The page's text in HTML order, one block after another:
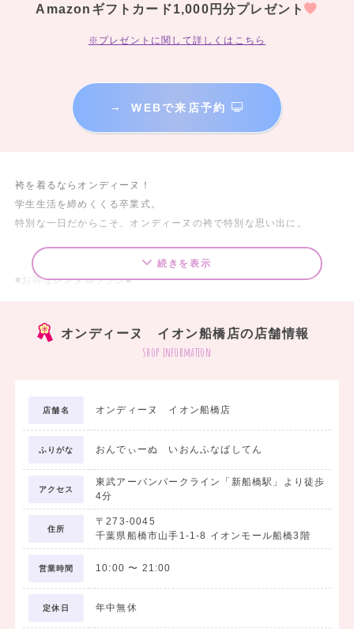
Amazonギフトカード1,000円分プレゼント
※プレゼントに関して詳しくはこちら
→ WEBで来店予約
袴を着るならオンディーヌ！
学生生活を締めくくる卒業式。
特別な一日だからこそ、オンディーヌの袴で特別な思い出に。
■お得なレンタルプラン■
袴のご着用に必要なものが、まるっと揃ったセットです。
3. 長襦袢
4. 袴下
5. 重衿
6. 巾着
7. 草履
□袴フォトプラン ￥19,800（税込）
続きを表示
オンディーヌ イオン船橋店の店舗情報
shop information
店舗名 オンディーヌ イオン船橋店
ふりがな おんでぃーぬ いおんふなばしてん
アクセス
東武アーバンパークライン「新船橋駅」より徒歩
4分
住所
〒273-0045
千葉県船橋市山手1-1-8 イオンモール船橋3階
営業時間 10:00 〜 21:00
定休日 年中無休